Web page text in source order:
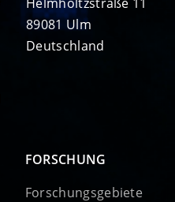
89081 Ulm
Deutschland
FORSCHUNG
Forschungsgebiete